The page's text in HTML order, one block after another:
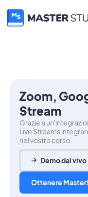
Zoom,
Stream
Grazie a
Live Streams
nel vostro corso.
Demo dal vivo
Ottenere